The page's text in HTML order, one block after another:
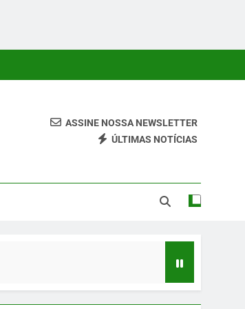
ASSINE NOSSA NEWSLETTER
ÚLTIMAS NOTÍCIAS